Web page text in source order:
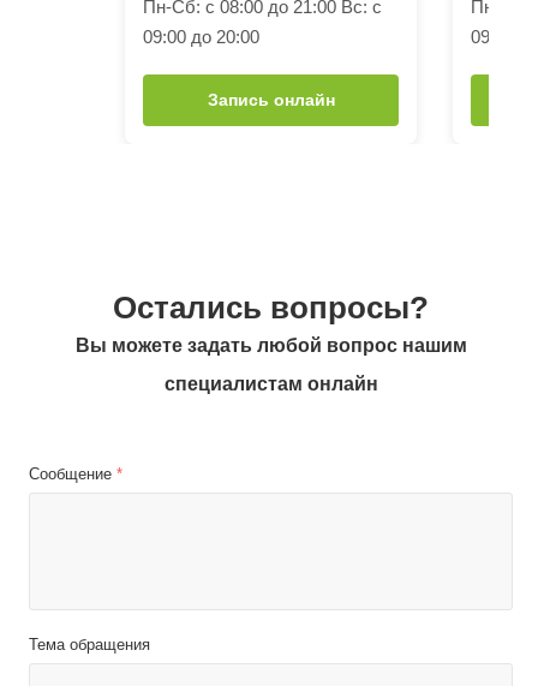
Пн-Сб: с 08:00 до 21:00 Вс: с
09:00 до 20:00
Запись онлайн
Пн-Сб:
09:00
Остались вопросы?
Вы можете задать любой вопрос нашим
специалистам онлайн
Сообщение *
Тема обращения